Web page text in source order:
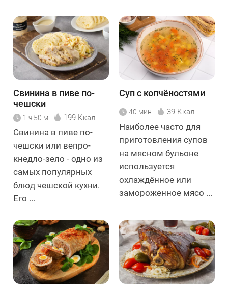
Свинина в пиве по-
чешски
1 ч 50 м 199 Ккал
Свинина в пиве по-
чешски или вепро-
кнедло-зело - одно из
самых популярных
блюд чешской кухни.
Его ...
Суп с копчёностями
40 мин 39 Ккал
Наиболее часто для
приготовления супов
на мясном бульоне
используется
охлаждённое или
замороженное мясо ...